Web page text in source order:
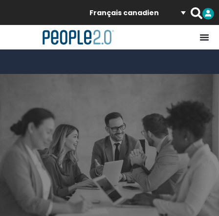
Français canadien